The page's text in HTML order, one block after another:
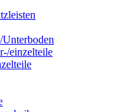
Unterboden
einzelteile